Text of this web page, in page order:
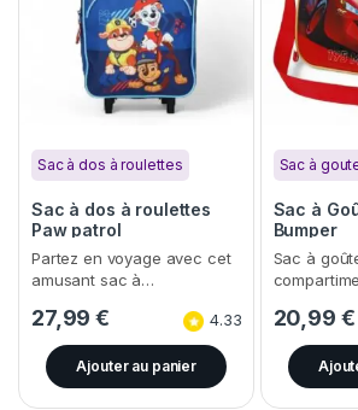
Sac à dos à roulettes
Sac à dos à roulettes
Paw patrol
Partez en voyage avec cet
amusant sac à…
27,99€ 4.33
Ajouter au panier
Sac à
Sac à
Bumper
Sac à
20,99 €